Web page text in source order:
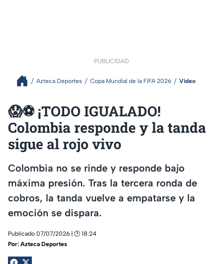
PUBLICIDAD
Azteca Deportes Copa Mundial de la FIFA 2026 Video
😱⚽ ¡TODO IGUALADO!
Colombia responde y la tanda
sigue al rojo vivo
Colombia no se rinde y responde bajo
máxima presión. Tras la tercera ronda de
cobros, la tanda vuelve a empatarse y la
emoción se dispara.
Publicado 07/07/2026 | 🕑 18:24
Por: Azteca Deportes